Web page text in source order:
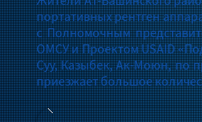
портативных рентген
с Полномочным
ОМСУ и Проектом USAID
Суу, Казыбек, Ак-Моюн, по
приезжает большое